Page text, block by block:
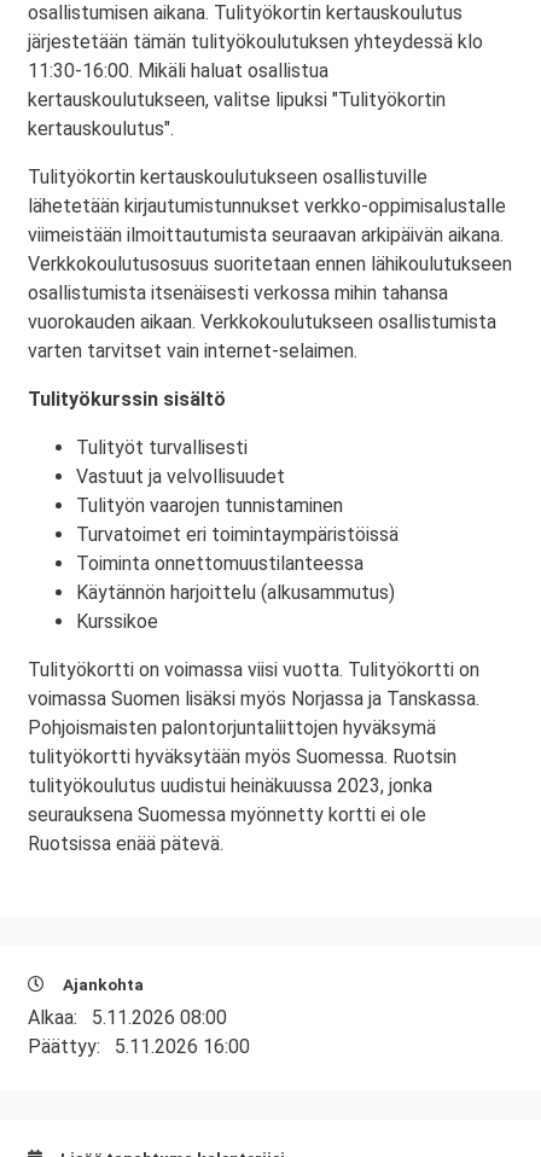
osallistumisen aikana. Tulityökortin kertauskoulutus
järjestetään tämän tulityökoulutuksen yhteydessä klo
11:30-16:00. Mikäli haluat osallistua
kertauskoulutukseen, valitse lipuksi "Tulityökortin
kertauskoulutus".
Tulityökortin kertauskoulutukseen osallistuville
lähetetään kirjautumistunnukset verkko-oppimisalustalle
viimeistään ilmoittautumista seuraavan arkipäivän aikana.
Verkkokoulutusosuus suoritetaan ennen lähikoulutukseen
osallistumista itsenäisesti verkossa mihin tahansa
vuorokauden aikaan. Verkkokoulutukseen osallistumista
varten tarvitset vain internet-selaimen.
Tulityökurssin sisältö
Tulityöt turvallisesti
Vastuut ja velvollisuudet
Tulityön vaarojen tunnistaminen
Turvatoimet eri toimintaympäristöissä
Toiminta onnettomuustilanteessa
Käytännön harjoittelu (alkusammutus)
Kurssikoe
Tulityökortti on voimassa viisi vuotta. Tulityökortti on
voimassa Suomen lisäksi myös Norjassa ja Tanskassa.
Pohjoismaisten palontorjuntaliittojen hyväksymä
tulityökortti hyväksytään myös Suomessa. Ruotsin
tulityökoulutus uudistui heinäkuussa 2023, jonka
seurauksena Suomessa myönnetty kortti ei ole
Ruotsissa enää pätevä.
Ajankohta
Alkaa: 5.11.2026 08:00
Päättyy: 5.11.2026 16:00